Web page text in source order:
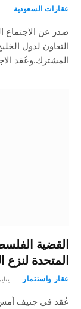
عقارات السعودية
صدر عن الاجتماع
التعاون لدول
المشترك.وعُقد
القضية
المتحدة لنزع
عقار واستثمار يناير
عُقد في جنيف أمس